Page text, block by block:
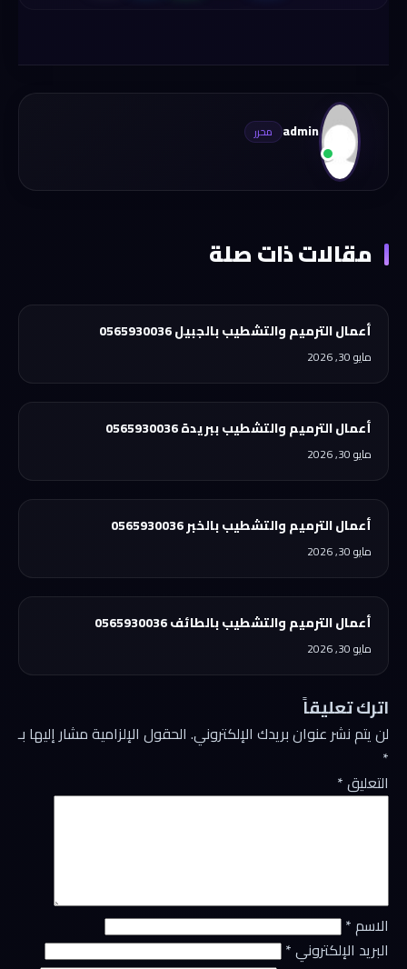
admin
مقالات ذات صلة
أعمال الترميم والتشطيب بالجبيل 0565930036
مايو 30, 2026
أعمال الترميم والتشطيب ببريدة 0565930036
مايو 30, 2026
أعمال الترميم والتشطيب بالخبر 0565930036
مايو 30, 2026
أعمال الترميم والتشطيب بالطائف 0565930036
مايو 30, 2026
اترك تعليقاً
لن يتم نشر عنوان بريدك الإلكتروني. الحقول الإلزامية مشار إليها بـ
*
التعليق*
الاسم*
البريد الإلكتروني*